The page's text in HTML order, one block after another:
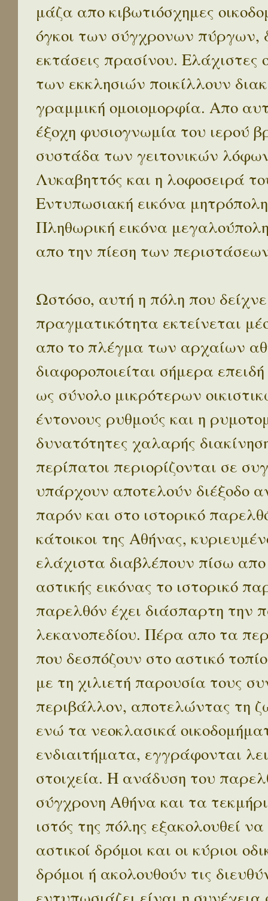
μάζα απο κιβωτιόσχημες
όγκοι των σύγχρονων πύργων,
εκτάσεις πρασίνου.
των εκκλησιών ποικίλλουν
γραμμική ομοιομορφία. Απο
έξοχη φυσιογνωμία του ιερού
συστάδα των γειτονικών
Λυκαβηττός και η λοφοσειρά
Εντυπωσιακή εικόνα
Πληθωρική εικόνα
απο την πίεση των
Ωστόσο, αυτή η πόλη που
πραγματικότητα εκτείνεται
απο το πλέγμα των αρχαίων
διαφοροποιείται σήμερα
ως σύνολο μικρότερων
έντονους ρυθμούς και η
δυνατότητες χαλαρής
περίπατοι περιορίζονται σε
υπάρχουν αποτελούν διέξοδο
παρόν και στο ιστορικό
κάτοικοι της Αθήνας,
ελάχιστα διαβλέπουν πίσω
αστικής εικόνας το ιστορικό
παρελθόν έχει διάσπαρτη την
λεκανοπεδίου. Πέρα απο τα
που δεσπόζουν στο αστικό
με τη χιλιετή παρουσία τους
περιβάλλον, αποτελώντας τη
ενώ τα νεοκλασικά
ενδιαιτήματα, εγγράφονται
στοιχεία. Η ανάδυση του
σύγχρονη Αθήνα και τα
ιστός της πόλης εξακολουθεί
αστικοί δρόμοι και οι κύριοι
δρόμοι ή ακολουθούν τις